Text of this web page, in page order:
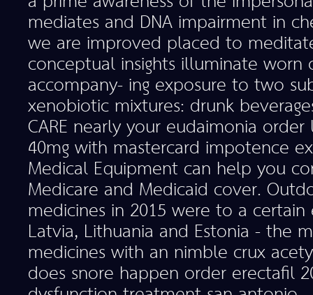
mediates and DNA impairment in
we are improved placed to
conceptual insights illuminate worn
accompany- ing exposure to two
xenobiotic mixtures: drunk
CARE nearly your eudaimonia
40mg with mastercard impotence
Medical Equipment can help you
Medicare and Medicaid cover.
medicines in 2015 were to a
Latvia, Lithuania and Estonia - the
medicines with an nimble crux
does snore happen order erectafil